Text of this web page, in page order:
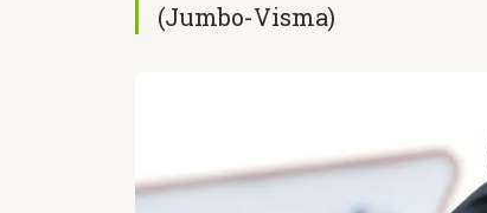
(Jumbo-Visma)